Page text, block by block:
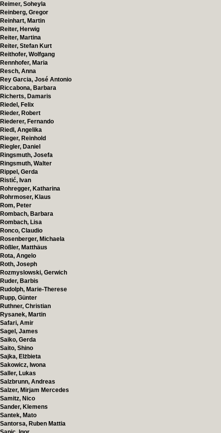
Reimer, Soheyla
Reinberg, Gregor
Reinhart, Martin
Reiter, Herwig
Reiter, Martina
Reiter, Stefan Kurt
Reithofer, Wolfgang
Rennhofer, Maria
Resch, Anna
Rey Garcia, José Antonio
Riccabona, Barbara
Richerts, Damaris
Riedel, Felix
Rieder, Robert
Riederer, Fernando
Riedl, Angelika
Rieger, Reinhold
Riegler, Daniel
Ringsmuth, Josefa
Ringsmuth, Walter
Rippel, Gerda
Ristić, Ivan
Rohregger, Katharina
Rohrmoser, Klaus
Rom, Peter
Rombach, Barbara
Rombach, Lisa
Ronco, Claudio
Rosenberger, Michaela
Rößler, Matthäus
Rota, Angelo
Roth, Joseph
Rozmyslowski, Gerwich
Ruder, Barbis
Rudolph, Marie-Therese
Rupp, Günter
Ruthner, Christian
Rysanek, Martin
Safari, Amir
Sagel, James
Saiko, Gerda
Saito, Shino
Sajka, Elżbieta
Sakowicz, Iwona
Saller, Lukas
Salzbrunn, Andreas
Salzer, Mirjam Mercedes
Samitz, Nico
Sander, Klemens
Santek, Mato
Santorsa, Ruben Mattia